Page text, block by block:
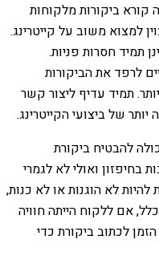
קורא ביקורות מלקוחות
למצוא משוב על קייטרינג.
תמיד חסרות פניות.
לרפד את הביקורות
תמיד עדיף ליצור קשר
של ביצועי הקייטרינג.
להבטיח ביקורת
בחיפזון ואולי לא לגמרי
להיות לא הוגנות או לא כנות,
אם ללקוח הייתה חוויה
לכתוב ביקורת כדי